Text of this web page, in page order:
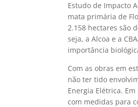
Estudo de Impacto
mata primária de
2.158 hectares são
seja, a Alcoa e a
importância
Com as obras em
não ter tido
Energia Elétrica.
com medidas para